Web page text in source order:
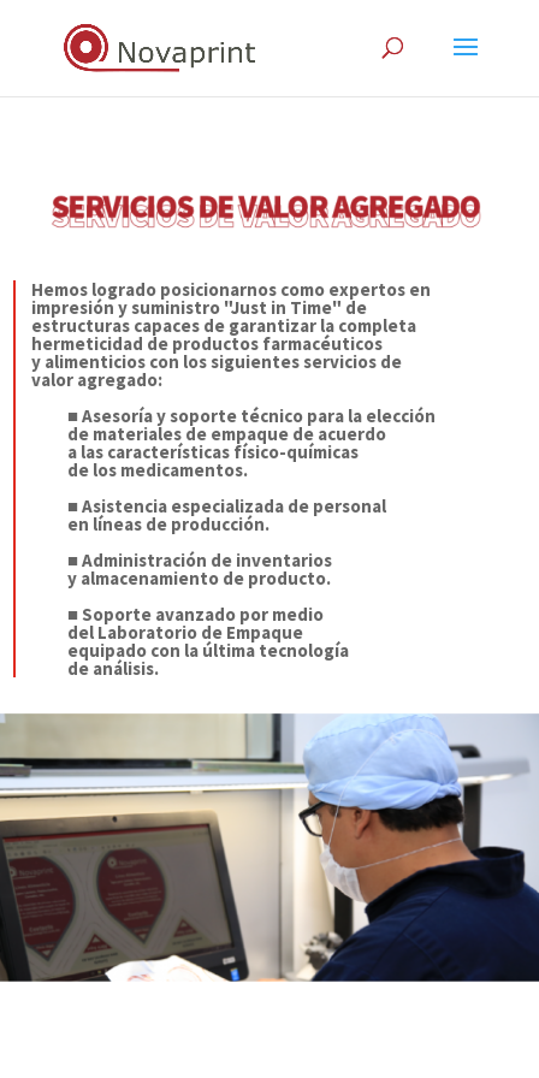
Hemos logrado posicionarnos como expertos en
impresión y suministro "Just in Time" de
estructuras capaces de garantizar la completa
hermeticidad de productos farmacéuticos
y alimenticios con los siguientes servicios de
valor agregado:
■Asesoría y soporte técnico para la elección
de materiales de empaque de acuerdo
a las características físico-químicas
de los medicamentos.
■Asistencia especializada de personal
en líneas de producción.
■Administración de inventarios
y almacenamiento de producto.
■ Soporte avanzado por medio
del Laboratorio de Empaque
equipado con la última tecnología
de análisis.